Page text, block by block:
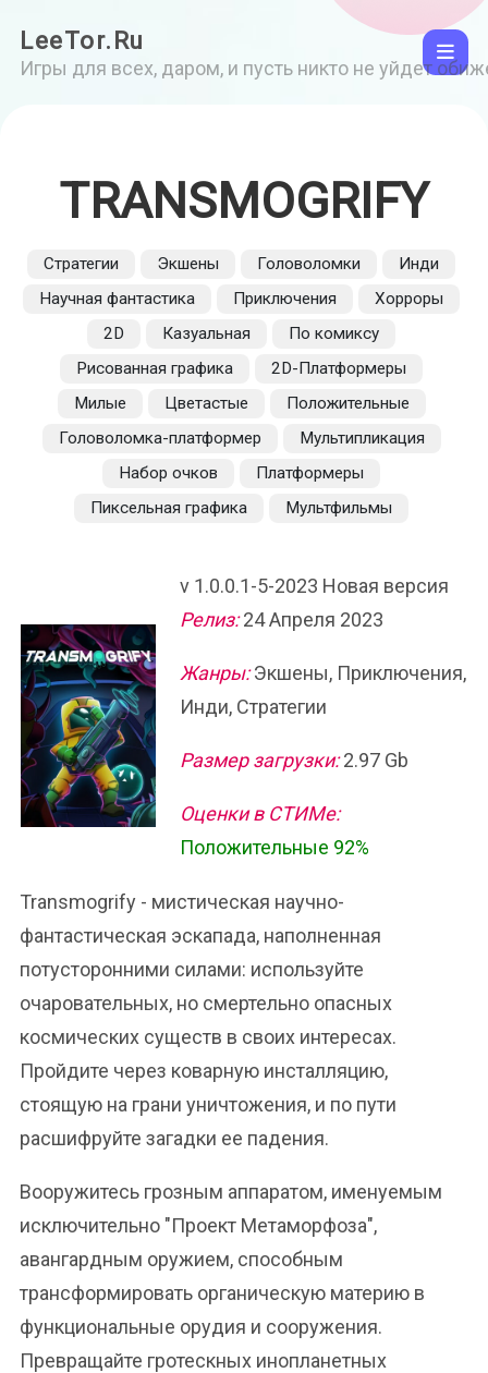
LeeTor.Ru
Игры для всех, даром, и пусть никто не уйдет
TRANSMOGRIFY
Стратегии Экшены Головоломки
Инди
Научная фантастика
Приключения
Хорроры
2D
Казуальная
По комиксу
Рисованная графика
2D-Платформеры
Милые
Цветастые
Положительные
Головоломка-платформер
Мультипликация
Набор очков
Платформеры
Пиксельная графика
Мультфильмы
v 1.0.0.1-5-2023 Новая версия
Релиз:24 Апреля 2023
Жанры:Экшены, Приключения,
Инди, Стратегии
Размер загрузки:2.97 Gb
Оценки в СТИМе:
Положительные 92%
Transmogrify - мистическая научно-
фантастическая эскапада, наполненная
потусторонними силами: используйте
очаровательных, но смертельно опасных
космических существ в своих интересах.
Пройдите через коварную инсталляцию,
стоящую на грани уничтожения, и по пути
расшифруйте загадки ее падения.
Вооружитесь грозным аппаратом, именуемым
исключительно "Проект Метаморфоза",
авангардным оружием, способным
трансформировать органическую материю в
функциональные орудия и сооружения.
Превращайте гротескных инопланетных